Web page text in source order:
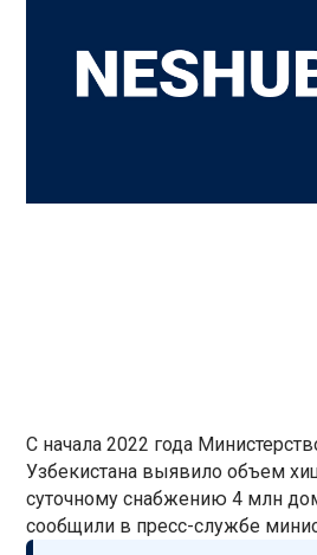
С начала 2022 года
Узбекистана выявило объем
суточному снабжению 4 млн
сообщили в пресс-службе